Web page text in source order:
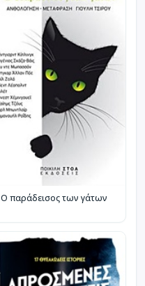
Ο παράδεισος των γάτων